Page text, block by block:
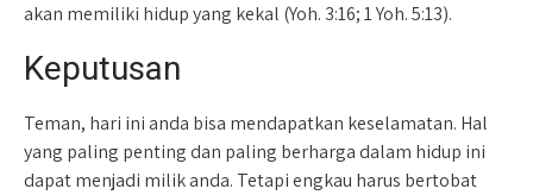
akan memiliki hidup yang kekal (Yoh. 3:16; 1 Yoh. 5:13).
Keputusan
Teman, hari ini anda bisa mendapatkan keselamatan. Hal
yang paling penting dan paling berharga dalam hidup ini
dapat menjadi milik anda. Tetapi engkau harus bertobat